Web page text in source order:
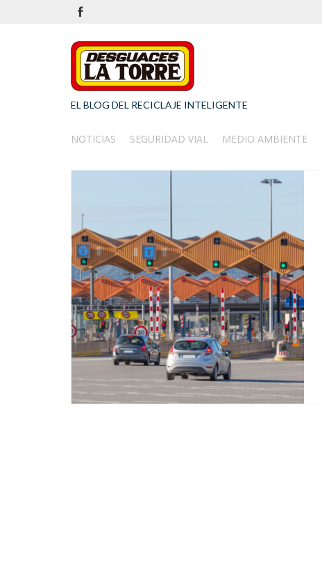
EL BLOG DEL RECICLAJE INTELIGENTE
NOTICIAS SEGURIDAD VIAL MEDIO AMBIENTE